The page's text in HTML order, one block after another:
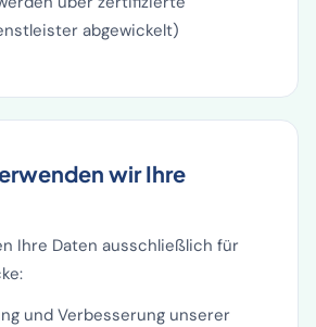
abgewickelt)
wir Ihre
Ihre Daten ausschließlich für
und Verbesserung unserer